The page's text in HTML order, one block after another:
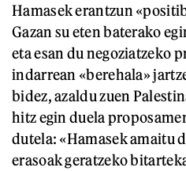
Hamasek erantzun
Gazan su eten baterako
eta esan du negoziatzeko
indarrean «berehala»
bidez, azaldu zuen
hitz egin duela
dutela: «Hamasek amaitu
erasoak geratzeko